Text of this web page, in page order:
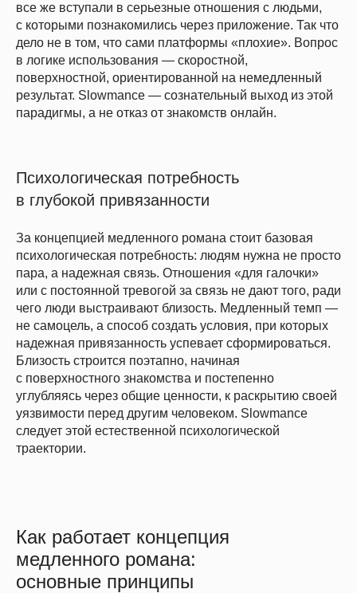
все же вступали в серьезные отношения с людьми,
с которыми познакомились через приложение. Так что
дело не в том, что сами платформы «плохие». Вопрос
в логике использования — скоростной,
поверхностной, ориентированной на немедленный
результат. Slowmance — сознательный выход из этой
парадигмы, а не отказ от знакомств онлайн.
Психологическая потребность
в глубокой привязанности
За концепцией медленного романа стоит базовая
психологическая потребность: людям нужна не просто
пара, а надежная связь. Отношения «для галочки»
или с постоянной тревогой за связь не дают того, ради
чего люди выстраивают близость. Медленный темп —
не самоцель, а способ создать условия, при которых
надежная привязанность успевает сформироваться.
Близость строится поэтапно, начиная
с поверхностного знакомства и постепенно
углубляясь через общие ценности, к раскрытию своей
уязвимости перед другим человеком. Slowmance
следует этой естественной психологической
траектории.
Как работает концепция
медленного романа:
основные принципы